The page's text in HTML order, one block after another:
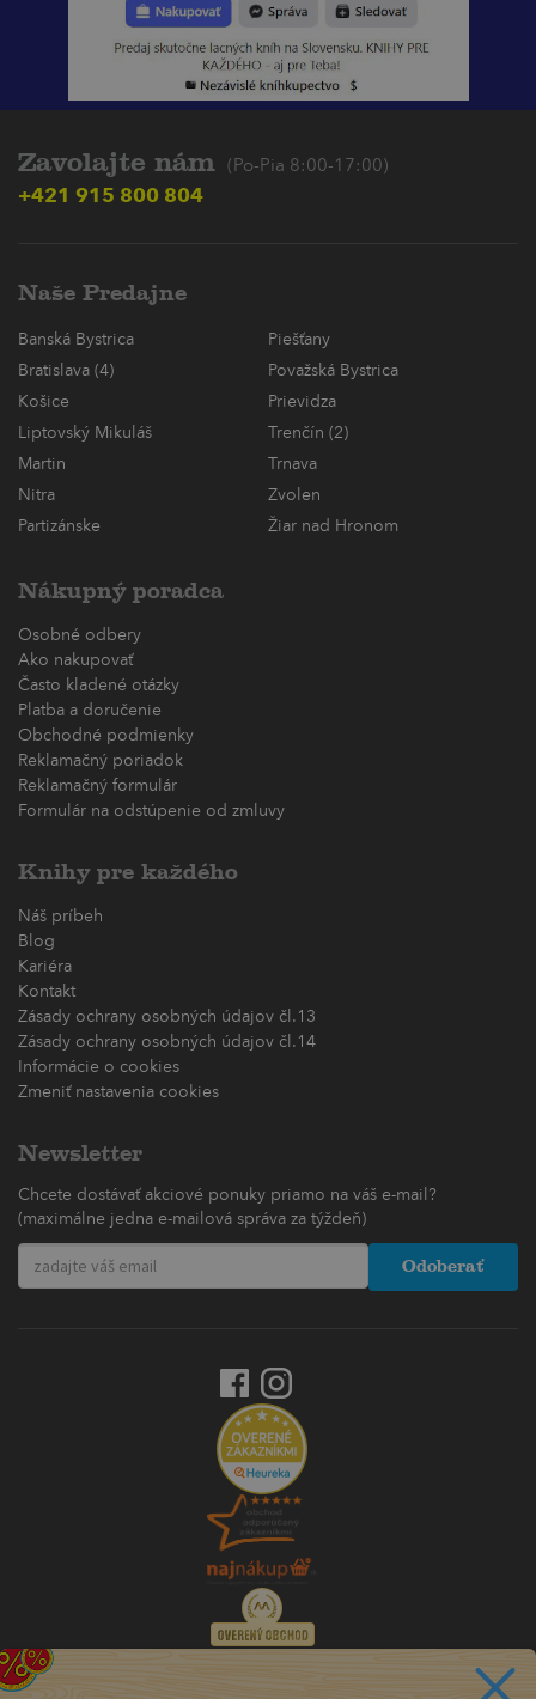
Zavolajte nám (Po-Pia 8:00-17:00)
+421 915 800 804
Naše Predajne
Banská Bystrica
Piešťany
Bratislava (4)
Považská Bystrica
Košice
Prievidza
Liptovský Mikuláš
Trenčín (2)
Martin
Trnava
Nitra
Zvolen
Partizánske
Žiar nad Hronom
Nákupný poradca
Osobné odbery
Ako nakupovať
Často kladené otázky
Platba a doručenie
Obchodné podmienky
Reklamačný poriadok
Reklamačný formulár
Formulár na odstúpenie od zmluvy
Knihy pre každého
Náš príbeh
Blog
Kariéra
Kontakt
Zásady ochrany osobných údajov čl.13
Zásady ochrany osobných údajov čl.14
Informácie o cookies
Zmeniť nastavenia cookies
Newsletter
Chcete dostávať akciové ponuky priamo na váš e-mail?
(maximálne jedna e-mailová správa za týždeň)
Odoberať